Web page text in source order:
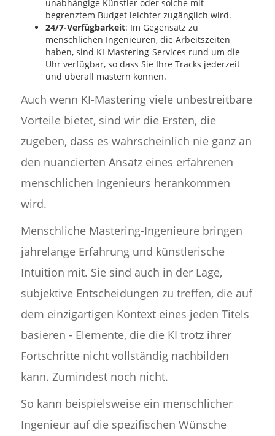
unabhängige Künstler oder solche mit
begrenztem Budget leichter zugänglich wird.
24/7-Verfügbarkeit: Im Gegensatz zu
menschlichen Ingenieuren, die Arbeitszeiten
haben, sind KI-Mastering-Services rund um die
Uhr verfügbar, so dass Sie Ihre Tracks jederzeit
und überall mastern können.
Auch wenn KI-Mastering viele unbestreitbare
Vorteile bietet, sind wir die Ersten, die
zugeben, dass es wahrscheinlich nie ganz an
den nuancierten Ansatz eines erfahrenen
menschlichen Ingenieurs herankommen
wird.
Menschliche Mastering-Ingenieure bringen
jahrelange Erfahrung und künstlerische
Intuition mit. Sie sind auch in der Lage,
subjektive Entscheidungen zu treffen, die auf
dem einzigartigen Kontext eines jeden Titels
basieren - Elemente, die die KI trotz ihrer
Fortschritte nicht vollständig nachbilden
kann. Zumindest noch nicht.
So kann beispielsweise ein menschlicher
Ingenieur auf die spezifischen Wünsche